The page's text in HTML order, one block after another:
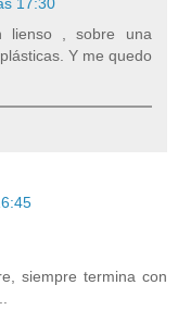
lienso , sobre una
Y me quedo
siempre termina con